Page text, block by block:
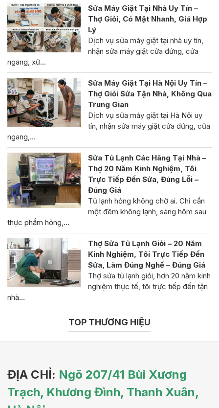
Sửa Máy Giặt Tại Nhà Uy Tín –
Thợ Giỏi, Có Mặt Nhanh, Giá Hợp
Lý
Dịch vụ sửa máy giặt tại nhà uy tín,
nhận sửa máy giặt cửa đứng, cửa
ngang, xử…
Sửa Máy Giặt Tại Hà Nội Uy Tín –
Thợ Giỏi Sửa Tận Nhà, Không Qua
Trung Gian
Dịch vụ sửa máy giặt tại Hà Nội uy
tín, nhận sửa máy giặt cửa đứng, cửa
ngang,…
Sửa Tủ Lạnh Các Hãng Tại Nhà –
Thợ 20 Năm Kinh Nghiệm, Tôi
Trực Tiếp Đến Sửa, Đúng Lỗi –
Đúng Giá
Tủ lạnh hỏng không chờ ai. Chỉ cần
một đêm không lạnh, sáng hôm sau
thực phẩm hỏng,…
Thợ Sửa Tủ Lạnh Giỏi – 20 Năm
Kinh Nghiệm, Tôi Trực Tiếp Đến
Sửa, Làm Đúng Nghề – Đúng Giá
Thợ sửa tủ lạnh giỏi, hơn 20 năm kinh
nghiệm thực tế, tôi trực tiếp đến tận
nhà…
TOP THƯƠNG HIỆU
ĐỊA CHỈ: Ngõ 207/41 Bùi Xương
Trạch, Khương Đình, Thanh Xuân,